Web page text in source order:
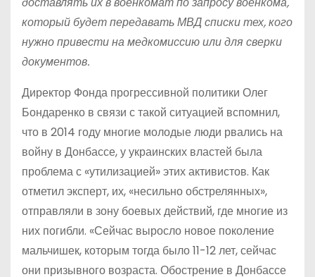
который будет передавать МВД списки тех, кого
нужно привести на медкомиссию или для сверки
документов.
Директор Фонда прогрессивной политики Олег
Бондаренко в связи с такой ситуацией вспомнил,
что в 2014 году многие молодые люди рвались на
войну в Донбассе, у украинских властей была
проблема с «утилизацией» этих активистов. Как
отметил эксперт, их, «несильно обстрелянных»,
отправляли в зону боевых действий, где многие из
них погибли. «Сейчас выросло новое поколение
мальчишек, которым тогда было 11-12 лет, сейчас
они призывного возраста. Обострение в Донбассе